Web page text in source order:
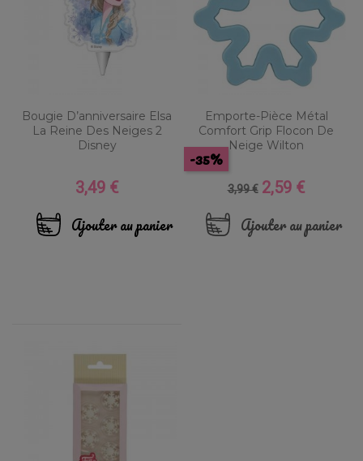
Bougie D’anniversaire Elsa
La Reine Des Neiges 2
Disney
Prix
3,49 €
Ajouter au panier
Emporte-Pièce Métal
Comfort Grip Flocon De
Neige Wilton
Prix
base
3,99 €
-35%
Prix
2,59 €
Ajouter au panier